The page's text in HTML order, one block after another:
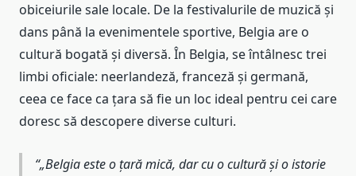
obiceiurile sale locale. De la festivalurile de muzică și
dans până la evenimentele sportive, Belgia are o
cultură bogată și diversă. În Belgia, se întâlnesc trei
limbi oficiale: neerlandeză, franceză și germană,
ceea ce face ca țara să fie un loc ideal pentru cei care
doresc să descopere diverse culturi.
„Belgia este o țară mică, dar cu o cultură și o istorie